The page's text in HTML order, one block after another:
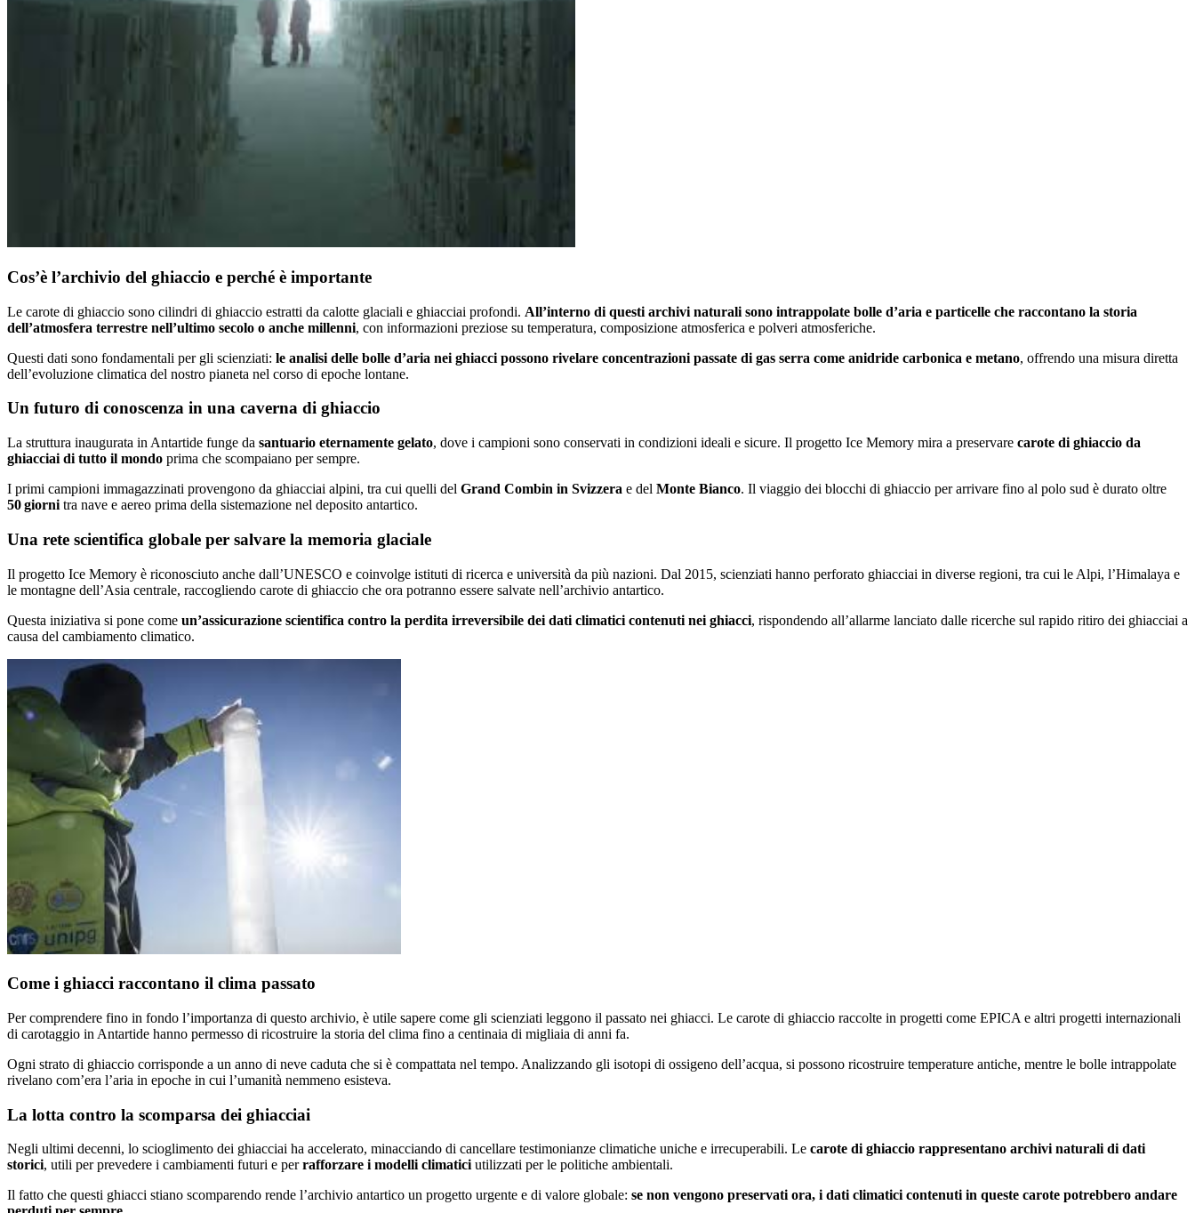
Cos’è l’archivio del ghiaccio e perché è importante
Le carote di ghiaccio sono cilindri di ghiaccio estratti da calotte glaciali e ghiacciai profondi. All’interno di questi archivi naturali sono intrappolate bolle d’aria e particelle che raccontano la storia
dell’atmosfera terrestre nell’ultimo secolo o anche millenni, con informazioni preziose su temperatura, composizione atmosferica e polveri atmosferiche.
Questi dati sono fondamentali per gli scienziati: le analisi delle bolle d’aria nei ghiacci possono rivelare concentrazioni passate di gas serra come anidride carbonica e metano, offrendo una misura diretta
dell’evoluzione climatica del nostro pianeta nel corso di epoche lontane.
Un futuro di conoscenza in una caverna di ghiaccio
La struttura inaugurata in Antartide funge da santuario eternamente gelato, dove i campioni sono conservati in condizioni ideali e sicure. Il progetto Ice Memory mira a preservare carote di ghiaccio da
ghiacciai di tutto il mondo prima che scompaiano per sempre.
I primi campioni immagazzinati provengono da ghiacciai alpini, tra cui quelli del Grand Combin in Svizzera e del Monte Bianco. Il viaggio dei blocchi di ghiaccio per arrivare fino al polo sud è durato oltre
50 giorni tra nave e aereo prima della sistemazione nel deposito antartico.
Una rete scientifica globale per salvare la memoria glaciale
Il progetto Ice Memory è riconosciuto anche dall’UNESCO e coinvolge istituti di ricerca e università da più nazioni. Dal 2015, scienziati hanno perforato ghiacciai in diverse regioni, tra cui le Alpi, l’Himalaya e
le montagne dell’Asia centrale, raccogliendo carote di ghiaccio che ora potranno essere salvate nell’archivio antartico.
Questa iniziativa si pone come un’assicurazione scientifica contro la perdita irreversibile dei dati climatici contenuti nei ghiacci, rispondendo all’allarme lanciato dalle ricerche sul rapido ritiro dei ghiacciai a
causa del cambiamento climatico.
Come i ghiacci raccontano il clima passato
Per comprendere fino in fondo l’importanza di questo archivio, è utile sapere come gli scienziati leggono il passato nei ghiacci. Le carote di ghiaccio raccolte in progetti come EPICA e altri progetti internazionali
di carotaggio in Antartide hanno permesso di ricostruire la storia del clima fino a centinaia di migliaia di anni fa.
Ogni strato di ghiaccio corrisponde a un anno di neve caduta che si è compattata nel tempo. Analizzando gli isotopi di ossigeno dell’acqua, si possono ricostruire temperature antiche, mentre le bolle intrappolate
rivelano com’era l’aria in epoche in cui l’umanità nemmeno esisteva.
La lotta contro la scomparsa dei ghiacciai
Negli ultimi decenni, lo scioglimento dei ghiacciai ha accelerato, minacciando di cancellare testimonianze climatiche uniche e irrecuperabili. Le carote di ghiaccio rappresentano archivi naturali di dati
storici, utili per prevedere i cambiamenti futuri e perrafforzare i modelli climaticiutilizzati per le politiche ambientali.
Il fatto che questi ghiacci stiano scomparendo rende l’archivio antartico un progetto urgente e di valore globale: se non vengono preservati ora, i dati climatici contenuti in queste carote potrebbero andare